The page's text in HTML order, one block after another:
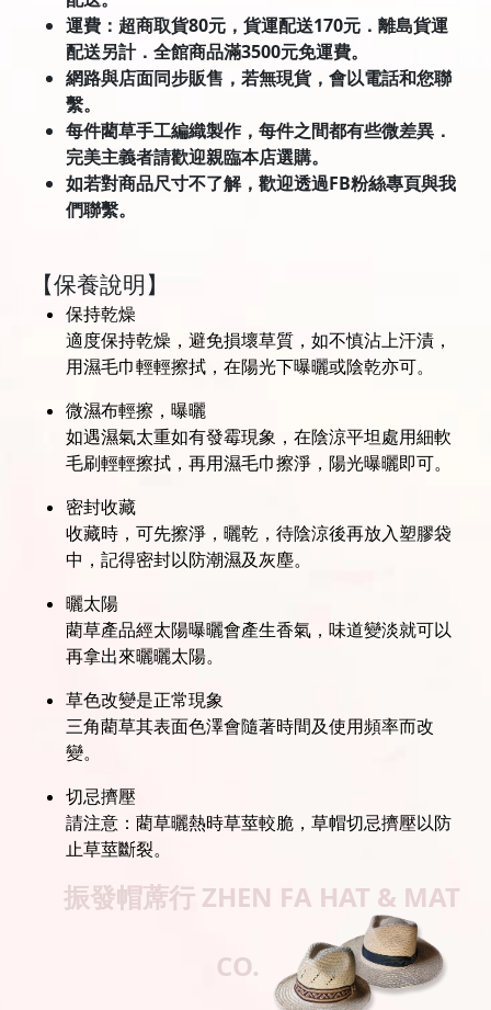
運費：超商取貨80元，貨運配送170元．離島貨運
配送另計．全館商品滿3500元免運費。
網路與店面同步販售，若無現貨，會以電話和您聯
繫。
每件藺草手工編織製作，每件之間都有些微差異．
完美主義者請歡迎親臨本店選購。
如若對商品尺寸不了解，歡迎透過FB粉絲專頁與我
們聯繫。
【保養說明】
保持乾燥
適度保持乾燥，避免損壞草質，如不慎沾上汗漬，
用濕毛巾輕輕擦拭，在陽光下曝曬或陰乾亦可。
微濕布輕擦，曝曬
如遇濕氣太重如有發霉現象，在陰涼平坦處用細軟
毛刷輕輕擦拭，再用濕毛巾擦淨，陽光曝曬即可。
密封收藏
收藏時，可先擦淨，曬乾，待陰涼後再放入塑膠袋
中，記得密封以防潮濕及灰塵。
曬太陽
藺草產品經太陽曝曬會產生香氣，味道變淡就可以
再拿出來曬曬太陽。
草色改變是正常現象
三角藺草其表面色澤會隨著時間及使用頻率而改
變。
切忌擠壓
請注意：藺草曬熱時草莖較脆，草帽切忌擠壓以防
止草莖斷裂。
振發帽蓆行 ZHEN FA HAT & MAT
CO.